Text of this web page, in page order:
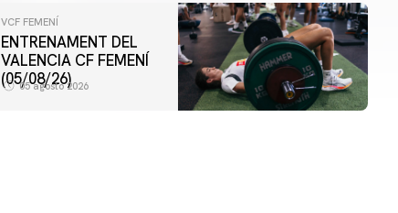
VCF FEMENÍ
ENTRENAMENT DEL
VALENCIA CF FEMENÍ
(05/08/26)
05 agosto 2026